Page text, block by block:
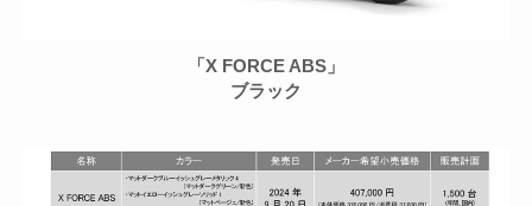
「X FORCE ABS」
ブラック